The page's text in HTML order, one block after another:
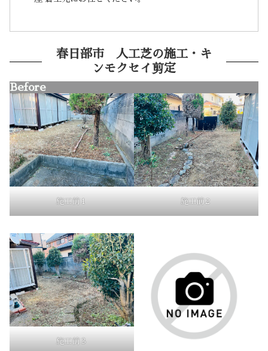
春日部市 人工芝の施工・キ
ンモクセイ剪定
Before
施工前１ 施工前２
施工前３